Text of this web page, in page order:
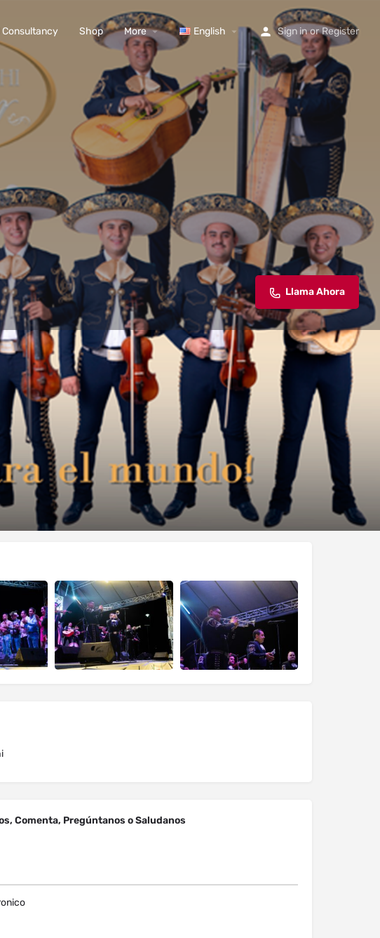
Consultancy Shop More English Sign in or Register
Llama Ahora
Comentarios 0 Eventos
de reclamaciones Reportar Compartir
Open 24h today
Comenta, Pregúntanos o Saludanos